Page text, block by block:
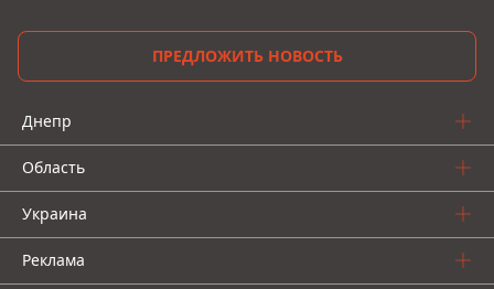
ПРЕДЛОЖИТЬ НОВОСТЬ
Днепр
Область
Украина
Реклама